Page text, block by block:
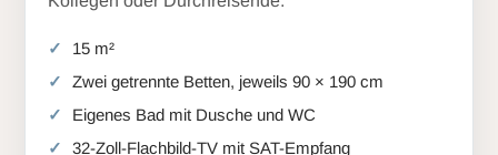
15 m²
Zwei getrennte Betten, jeweils 90 × 190 cm
Eigenes Bad mit Dusche und WC
32-Zoll-Flachbild-TV mit SAT-Empfang